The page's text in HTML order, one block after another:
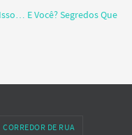
E Você? Segredos Que
CORREDOR DE RUA